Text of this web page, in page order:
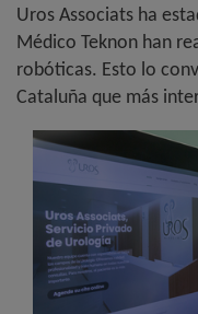
Uros Associats ha
Médico Teknon han
robóticas. Esto lo
Cataluña que más